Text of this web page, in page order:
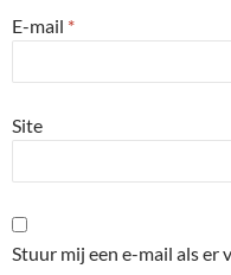
E-mail *
Site
Stuur mij een e-mail als er